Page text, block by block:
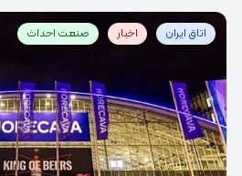
اتاق ایران اخبار صنعت احداث